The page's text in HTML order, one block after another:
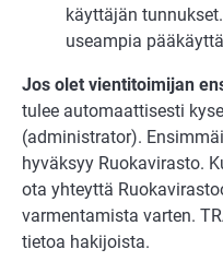
käyttäjän
useampia
Jos olet vientitoimijan
tulee automaattisesti
(administrator).
hyväksyy Ruokavirasto.
ota yhteyttä
varmentamista varten.
tietoa hakijoista.